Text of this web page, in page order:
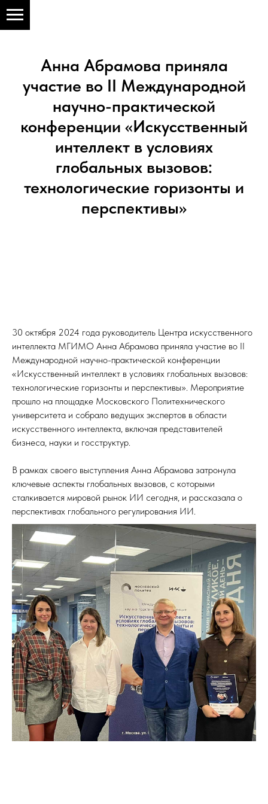
Анна Абрамова приняла
участие во II Международной
научно-практической
конференции «Искусственный
интеллект в условиях
глобальных вызовов:
технологические горизонты и
перспективы»
30 октября 2024 года руководитель Центра искусственного
интеллекта МГИМО Анна Абрамова приняла участие во II
Международной научно-практической конференции
«Искусственный интеллект в условиях глобальных вызовов:
технологические горизонты и перспективы». Мероприятие
прошло на площадке Московского Политехнического
университета и собрало ведущих экспертов в области
искусственного интеллекта, включая представителей
бизнеса, науки и госструктур.
В рамках своего выступления Анна Абрамова затронула
ключевые аспекты глобальных вызовов, с которыми
сталкивается мировой рынок ИИ сегодня, и рассказала о
перспективах глобального регулирования ИИ.